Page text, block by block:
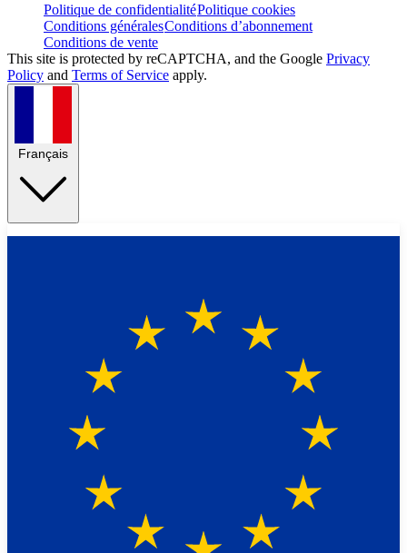
Politique de confidentialitéPolitique cookies
Conditions généralesConditions d’abonnement
Conditions de vente
This site is protected by reCAPTCHA, and the Google Privacy
Policy and Terms of Service apply.
Français